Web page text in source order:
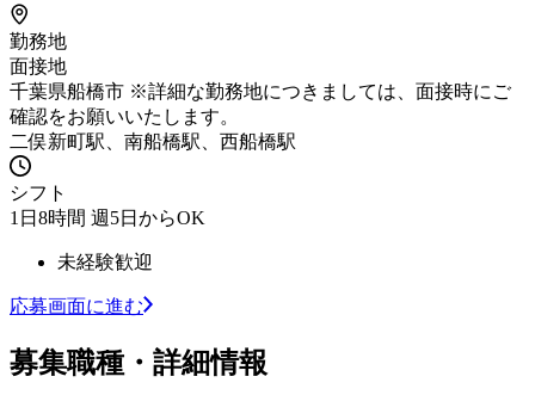
勤務地
面接地
千葉県船橋市 ※詳細な勤務地につきましては、面接時にご
確認をお願いいたします。
二俣新町駅、南船橋駅、西船橋駅
シフト
1日8時間 週5日からOK
未経験歓迎
応募画面に進む
募集職種・詳細情報